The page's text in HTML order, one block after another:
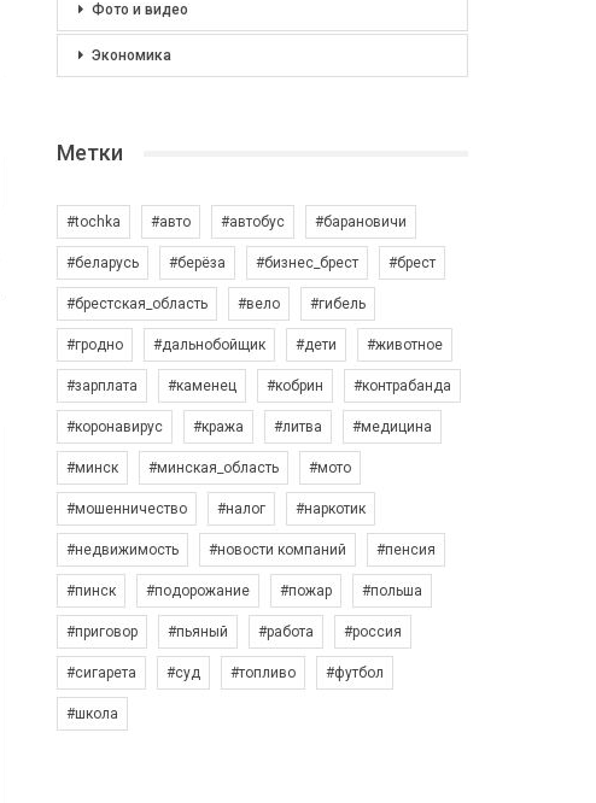
Фото и видео
Экономика
Метки
#tochka #авто #автобус #барановичи
#беларусь #берёза #бизнес_брест #брест
#брестская_область #вело #гибель
#гродно #дальнобойщик #дети #животное
#зарплата #каменец #кобрин #контрабанда
#коронавирус #кража #литва #медицина
#минск #минская_область #мото
#мошенничество #налог #наркотик
#недвижимость #новости компаний #пенсия
#пинск #подорожание #пожар #польша
#приговор #пьяный #работа #россия
#сигарета #суд #топливо #футбол
#школа